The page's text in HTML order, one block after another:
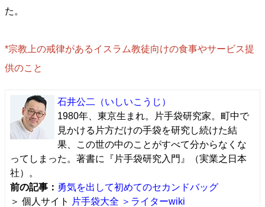
た。
*宗教上の戒律があるイスラム教徒向けの食事やサービス提
供のこと
石井公二
（いしいこうじ）
1980年、東京生まれ。片手袋研究家。町中で
見かける片方だけの手袋を研究し続けた結
果、この世の中のことがすべて分からなくな
ってしまった。著書に『片手袋研究入門』（実業之日本
社）。
前の記事： 勇気を出して初めてのセカンドバッグ
＞ 個人サイト
片手袋大全 ＞ライターwiki